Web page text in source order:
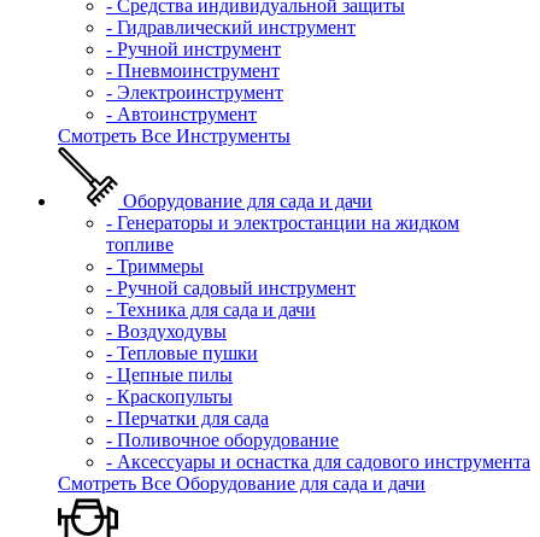
- Средства индивидуальной защиты
- Гидравлический инструмент
- Ручной инструмент
- Пневмоинструмент
- Электроинструмент
- Автоинструмент
Смотреть Все Инструменты
Оборудование для сада и дачи
- Генераторы и электростанции на жидком
топливе
- Триммеры
- Ручной садовый инструмент
- Техника для сада и дачи
- Воздуходувы
- Тепловые пушки
- Цепные пилы
- Краскопульты
- Перчатки для сада
- Поливочное оборудование
- Аксессуары и оснастка для садового инструмента
Смотреть Все Оборудование для сада и дачи